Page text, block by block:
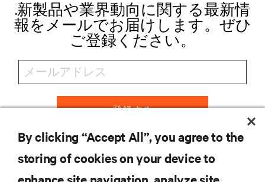
.新製品や業界動向に関する最新情
報をメールでお届けします。ぜひ
ご登録ください。
登録する
リソース
By clicking “Accept All”, you agree to the
storing of cookies on your device to